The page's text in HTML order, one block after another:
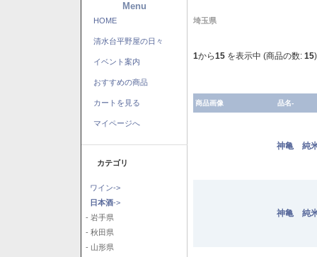
Menu
HOME
清水台平野屋の日々
イベント案内
おすすめの商品
カートを見る
マイページへ
カテゴリ
ワイン->
日本酒->
- 岩手県
- 秋田県
- 山形県
埼玉県
1から15 を表示中 (商品の数: 15)
商品画像 品名-
神亀 純
神亀 純